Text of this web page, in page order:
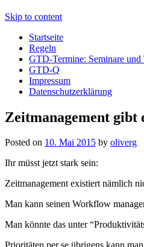
Skip to content
Startseite
Regeln
GTD-Termine: Seminare und
GTD-Q
Impressum
Datenschutzerklärung
Zeitmanagement gibt
Posted on 10. Mai 2015 by oliverg
Ihr müsst jetzt stark sein:
Zeitmanagement existiert nämlich
Man kann seinen Workflow
Man könnte das unter